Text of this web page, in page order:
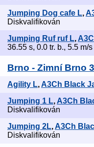
Jumping Dog cafe L,
Diskvalifikován
Jumping Ruf ruf L,
36.55 s, 0.0 tr. b., 5.5 m/s
Brno - Zimní Brno 3
Agility L,A3Ch Black
Jumping 1 L, A3Ch
Diskvalifikován
Jumping 2L,A3Ch
Diskvalifikován